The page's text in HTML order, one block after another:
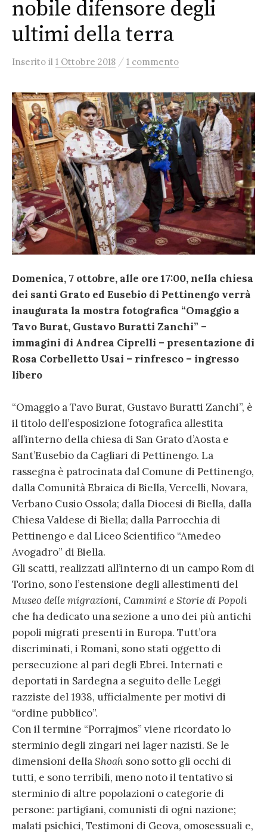
nobile difensore degli
ultimi della terra
Inserito il 1 Ottobre 2018 / 1 commento
Domenica, 7 ottobre, alle ore 17:00, nella chiesa
dei santi Grato ed Eusebio di Pettinengo verrà
inaugurata la mostra fotografica “Omaggio a
Tavo Burat, Gustavo Buratti Zanchi” –
immagini di Andrea Ciprelli – presentazione di
Rosa Corbelletto Usai – rinfresco – ingresso
libero
“Omaggio a Tavo Burat, Gustavo Buratti Zanchi”, è
il titolo dell’esposizione fotografica allestita
all’interno della chiesa di San Grato d’Aosta e
Sant’Eusebio da Cagliari di Pettinengo. La
rassegna è patrocinata dal Comune di Pettinengo,
dalla Comunità Ebraica di Biella, Vercelli, Novara,
Verbano Cusio Ossola; dalla Diocesi di Biella, dalla
Chiesa Valdese di Biella; dalla Parrocchia di
Pettinengo e dal Liceo Scientifico “Amedeo
Avogadro” di Biella.
Gli scatti, realizzati all’interno di un campo Rom di
Torino, sono l’estensione degli allestimenti del
Museo delle migrazioni, Cammini e Storie di Popoli
che ha dedicato una sezione a uno dei più antichi
popoli migrati presenti in Europa. Tutt’ora
discriminati, i Romanì, sono stati oggetto di
persecuzione al pari degli Ebrei. Internati e
deportati in Sardegna a seguito delle Leggi
razziste del 1938, ufficialmente per motivi di
“ordine pubblico”.
Con il termine “Porrajmos” viene ricordato lo
sterminio degli zingari nei lager nazisti. Se le
dimensioni dellaShoah sono sotto gli occhi di
tutti, e sono terribili, meno noto il tentativo si
sterminio di altre popolazioni o categorie di
persone: partigiani, comunisti di ogni nazione;
malati psichici, Testimoni di Geova, omosessuali e,